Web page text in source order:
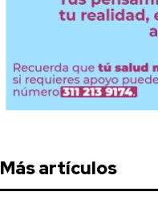
Más artículos